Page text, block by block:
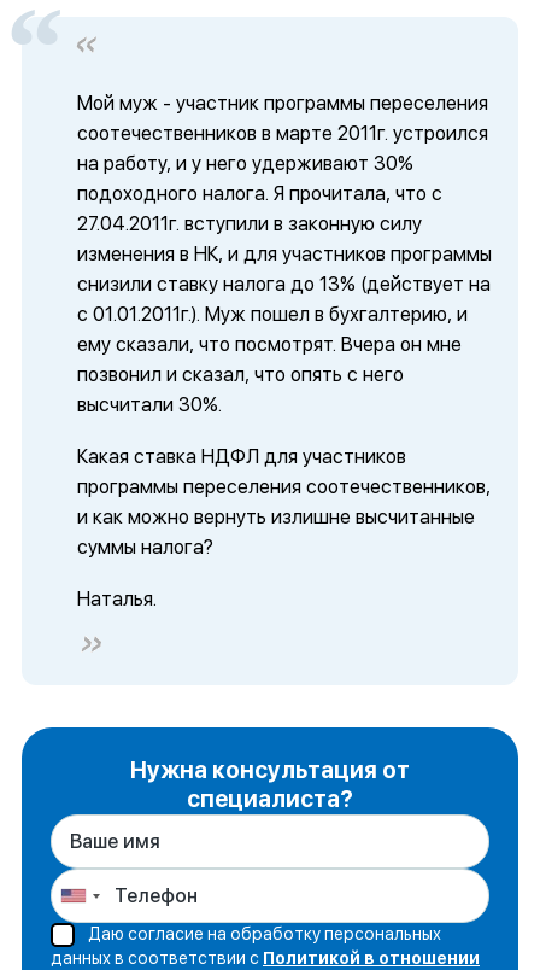
Мой муж - участник программы переселения
соотечественников в марте 2011г. устроился
на работу, и у него удерживают 30%
подоходного налога. Я прочитала, что с
27.04.2011г. вступили в законную силу
изменения в НК, и для участников программы
снизили ставку налога до 13% (действует на
с 01.01.2011г.). Муж пошел в бухгалтерию, и
ему сказали, что посмотрят. Вчера он мне
позвонил и сказал, что опять с него
высчитали 30%.
Какая ставка НДФЛ для участников
программы переселения соотечественников,
и как можно вернуть излишне высчитанные
суммы налога?
Наталья.
Нужна консультация от
специалиста?
Даю согласие на обработку персональных
данных в соответствии с Политикой в отношении